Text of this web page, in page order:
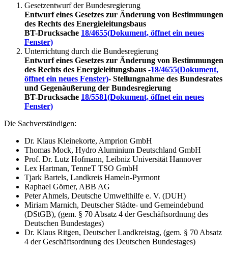
Gesetzentwurf der Bundesregierung
Entwurf eines Gesetzes zur Änderung von Bestimmungen
des Rechts des Energieleitungsbaus
BT-Drucksache 18/4655(Dokument, öffnet ein neues
Fenster)
Unterrichtung durch die Bundesregierung
Entwurf eines Gesetzes zur Änderung von Bestimmungen
des Rechts des Energieleitungsbaus -18/4655(Dokument,
öffnet ein neues Fenster)- Stellungnahme des Bundesrates
und Gegenäußerung der Bundesregierung
BT-Drucksache 18/5581(Dokument, öffnet ein neues
Fenster)
Die Sachverständigen:
Dr. Klaus Kleinekorte, Amprion GmbH
Thomas Mock, Hydro Aluminium Deutschland GmbH
Prof. Dr. Lutz Hofmann, Leibniz Universität Hannover
Lex Hartman, TenneT TSO GmbH
Tjark Bartels, Landkreis Hameln-Pyrmont
Raphael Görner, ABB AG
Peter Ahmels, Deutsche Umwelthilfe e. V. (DUH)
Miriam Marnich, Deutscher Städte- und Gemeindebund
(DStGB), (gem. § 70 Absatz 4 der Geschäftsordnung des
Deutschen Bundestages)
Dr. Klaus Ritgen, Deutscher Landkreistag, (gem. § 70 Absatz
4 der Geschäftsordnung des Deutschen Bundestages)